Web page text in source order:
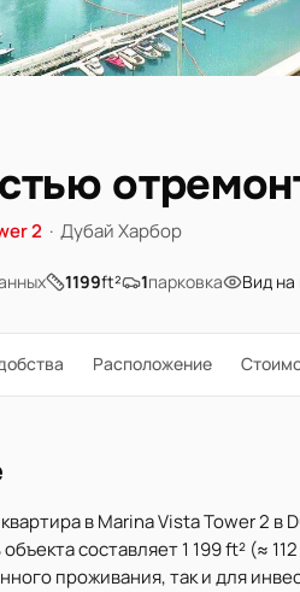
2 · Дубай Харбор
1199ft² 1парковка Вид
Расположение
в Marina Vista Tower 2
составляет 1 199 ft² (≈
проживания, так и для